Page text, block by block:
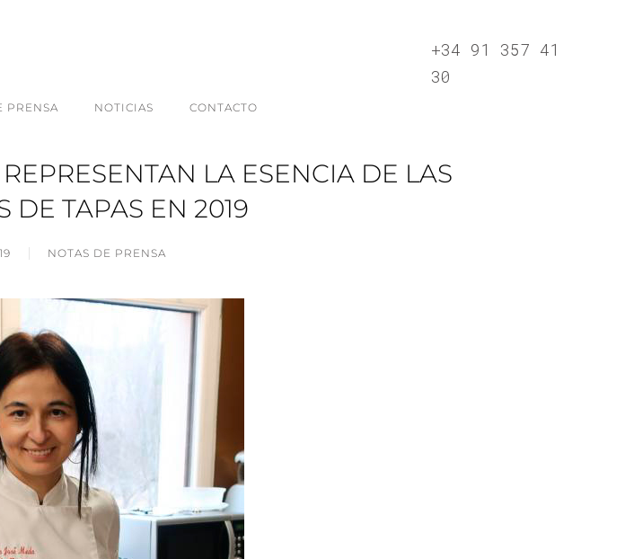
PRENSA NOTICIAS CONTACTO
+34 91 357 41
30
LA ESENCIA DE LAS
DE TAPAS EN 2019
NOTAS DE PRENSA